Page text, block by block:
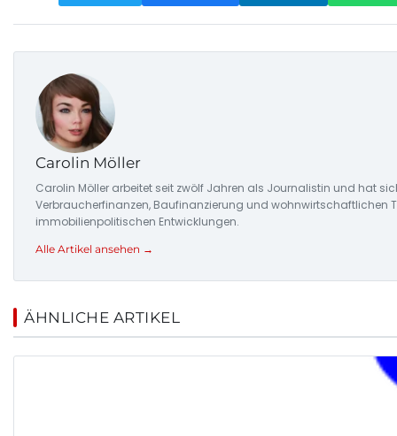
Carolin Möller
Carolin Möller arbeitet seit zwölf Jahren als Journalistin und hat
Verbraucherfinanzen, Baufinanzierung und wohnwirtschaftlichen
immobilienpolitischen Entwicklungen.
Alle Artikel ansehen →
ÄHNLICHE ARTIKEL